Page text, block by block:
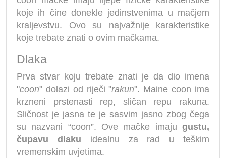
koje ih čine donekle jedinstvenima u mačjem
kraljevstvu. Ovo su najvažnije karakteristike
koje trebate znati o ovim mačkama.
Dlaka
Prva stvar koju trebate znati je da dio imena
"coon" dolazi od riječi "rakun". Maine coon ima
krzneni prstenasti rep, sličan repu rakuna.
Sličnost je jasna te je sasvim jasno zbog čega
su nazvani “coon”. Ove mačke imaju gustu,
čupavu dlaku idealnu za rad u teškim
vremenskim uvjetima.